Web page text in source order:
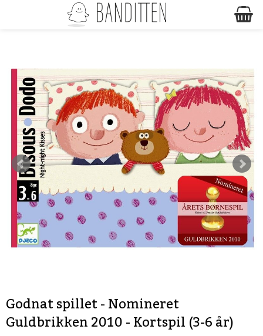
Godnat spillet - Nomineret
Guldbrikken 2010 - Kortspil (3-6 år)